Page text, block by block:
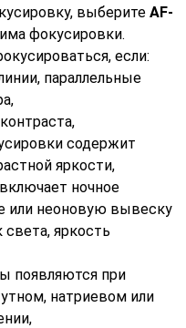
выберите AF-
фокусировки.
если:
параллельные
содержит
яркости,
ночное
или неоновую вывеску
света, яркость
появляются при
натриевом или